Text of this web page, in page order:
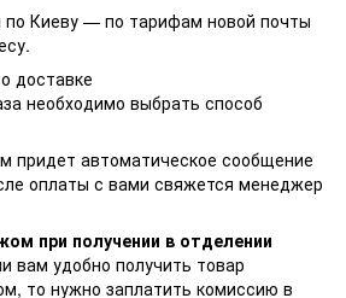
по Киеву — по тарифам новой почты
доставке
необходимо выбрать способ
придет автоматическое сообщение
оплаты с вами свяжется менеджер
при получении в отделении
вам удобно получить товар
то нужно заплатить комиссию в